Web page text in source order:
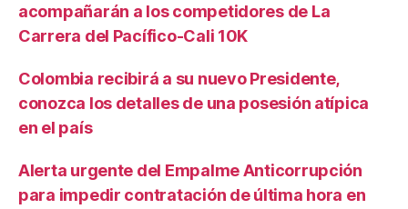
acompañarán a los competidores de La
Carrera del Pacífico-Cali 10K
Colombia recibirá a su nuevo Presidente,
conozca los detalles de una posesión atípica
en el país
Alerta urgente del Empalme Anticorrupción
para impedir contratación de última hora en